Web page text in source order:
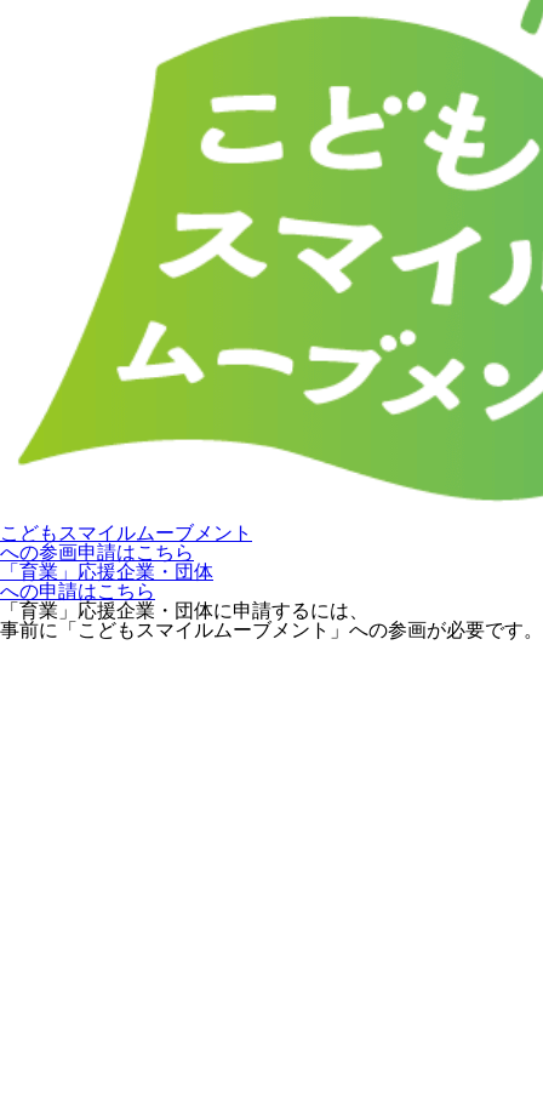
こどもスマイルムーブメント
への参画申請はこちら
「育業」応援企業・団体
への申請はこちら
「育業」応援企業・団体に申請するには、
事前に「こどもスマイルムーブメント」への参画が必要です。